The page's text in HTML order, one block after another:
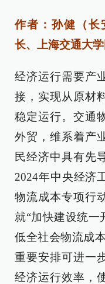
作者：孙健（长
长、上海交通大
经济运行需要产
接，实现从原材
稳定运行。交通
外贸，维系着产
民经济中具有先
2024年中央经济
物流成本专项行
就“加快建设统一
低全社会物流成
重要安排可进一
经济运行效率，